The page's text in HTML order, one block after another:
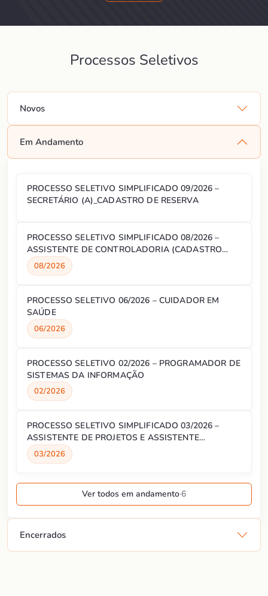
Processos Seletivos
Novos
Em Andamento
PROCESSO SELETIVO SIMPLIFICADO 09/2026 –
SECRETÁRIO (A)_CADASTRO DE RESERVA
PROCESSO SELETIVO SIMPLIFICADO 08/2026 –
ASSISTENTE DE CONTROLADORIA (CADASTRO
RESERVA)
08/2026
PROCESSO SELETIVO 06/2026 – CUIDADOR EM
SAÚDE
06/2026
PROCESSO SELETIVO 02/2026 – PROGRAMADOR DE
SISTEMAS DA INFORMAÇÃO
02/2026
PROCESSO SELETIVO SIMPLIFICADO 03/2026 –
ASSISTENTE DE PROJETOS E ASSISTENTE
ADMINISTRATIVO
03/2026
Ver todos em andamento·6
Encerrados